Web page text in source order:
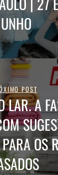
POST
LAR. A
OS